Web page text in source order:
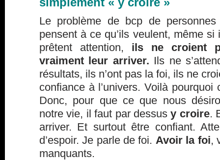
Le problème de bcp de
pensent à ce qu’ils veulent, même si
prêtent attention, ils ne croient
vraiment leur arriver. Ils ne
résultats, ils n’ont pas la foi, ils ne
confiance à l’univers. Voilà
Donc, pour que ce que nous
notre vie, il faut par dessusy croire.
arriver. Et surtout être confiant.
d’espoir. Je parle de foi. Avoir la foi,
manquants.